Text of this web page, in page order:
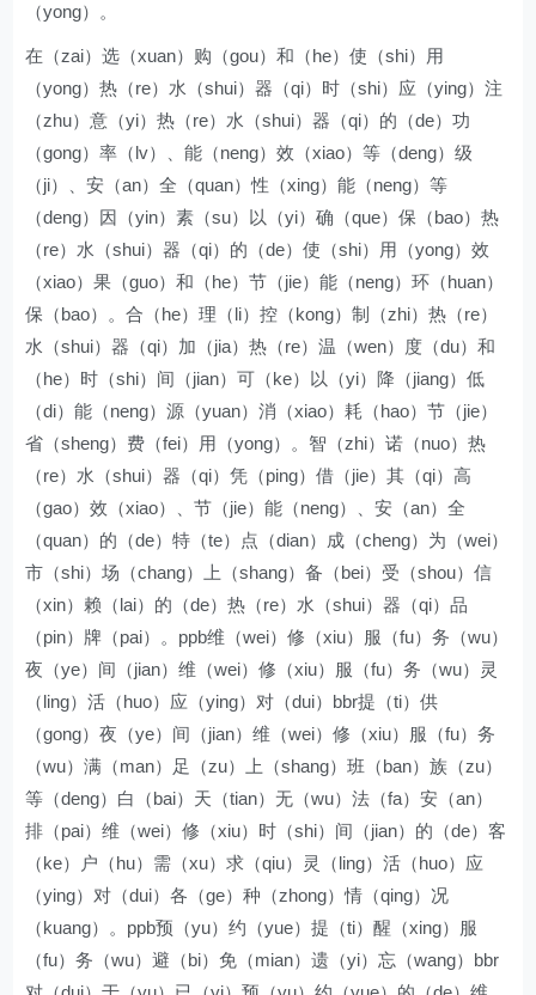
（yong）。
在（zai）选（xuan）购（gou）和（he）使（shi）用
（yong）热（re）水（shui）器（qi）时（shi）应（ying）注
（zhu）意（yi）热（re）水（shui）器（qi）的（de）功
（gong）率（lv）、能（neng）效（xiao）等（deng）级
（ji）、安（an）全（quan）性（xing）能（neng）等
（deng）因（yin）素（su）以（yi）确（que）保（bao）热
（re）水（shui）器（qi）的（de）使（shi）用（yong）效
（xiao）果（guo）和（he）节（jie）能（neng）环（huan）
保（bao）。合（he）理（li）控（kong）制（zhi）热（re）
水（shui）器（qi）加（jia）热（re）温（wen）度（du）和
（he）时（shi）间（jian）可（ke）以（yi）降（jiang）低
（di）能（neng）源（yuan）消（xiao）耗（hao）节（jie）
省（sheng）费（fei）用（yong）。智（zhi）诺（nuo）热
（re）水（shui）器（qi）凭（ping）借（jie）其（qi）高
（gao）效（xiao）、节（jie）能（neng）、安（an）全
（quan）的（de）特（te）点（dian）成（cheng）为（wei）
市（shi）场（chang）上（shang）备（bei）受（shou）信
（xin）赖（lai）的（de）热（re）水（shui）器（qi）品
（pin）牌（pai）。ppb维（wei）修（xiu）服（fu）务（wu）
夜（ye）间（jian）维（wei）修（xiu）服（fu）务（wu）灵
（ling）活（huo）应（ying）对（dui）bbr提（ti）供
（gong）夜（ye）间（jian）维（wei）修（xiu）服（fu）务
（wu）满（man）足（zu）上（shang）班（ban）族（zu）
等（deng）白（bai）天（tian）无（wu）法（fa）安（an）
排（pai）维（wei）修（xiu）时（shi）间（jian）的（de）客
（ke）户（hu）需（xu）求（qiu）灵（ling）活（huo）应
（ying）对（dui）各（ge）种（zhong）情（qing）况
（kuang）。ppb预（yu）约（yue）提（ti）醒（xing）服
（fu）务（wu）避（bi）免（mian）遗（yi）忘（wang）bbr